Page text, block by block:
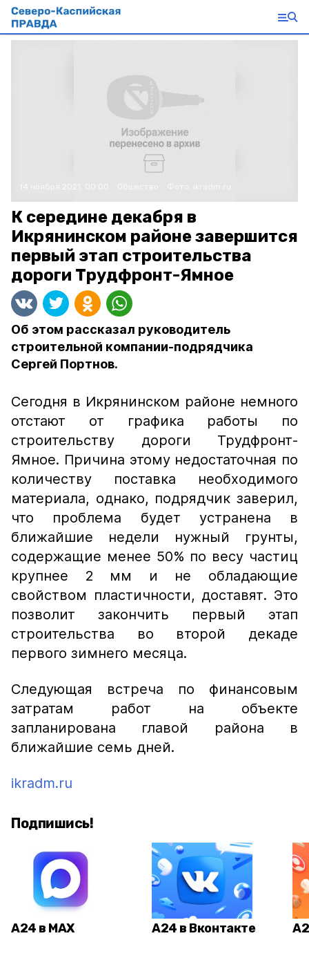
К середине декабря в
Икрянинском районе завершится
первый этап строительства
дороги Трудфронт-Ямное
Об этом рассказал руководитель
строительной компании-подрядчика
Сергей Портнов.
Сегодня в Икрянинском районе немного
отстают от графика работы по
строительству дороги Трудфронт-
Ямное. Причина этому недостаточная по
количеству поставка необходимого
материала, однако, подрядчик заверил,
что проблема будет устранена в
ближайшие недели нужный грунты,
содержащие менее 50% по весу частиц
крупнее 2 мм и не обладающие
свойством пластичности, доставят. Это
позволит закончить первый этап
строительства во второй декаде
первого зимнего месяца.
Следующая встреча по финансовым
затратам работ на объекте
запланирована главой района в
ближайшие семь дней.
ikradm.ru
Подпишись!
А24 в MAX А24 в Вконтакте